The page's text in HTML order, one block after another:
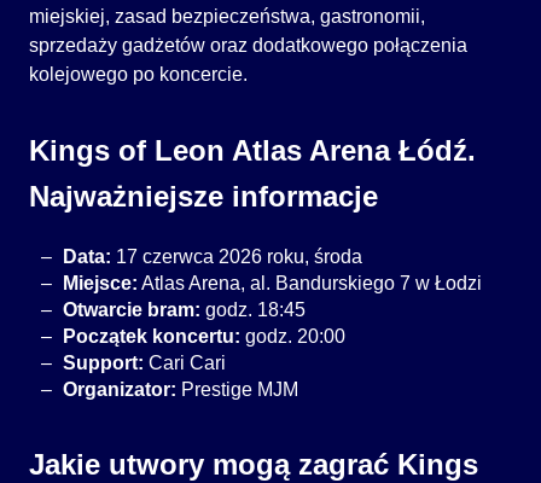
miejskiej, zasad bezpieczeństwa, gastronomii,
sprzedaży gadżetów oraz dodatkowego połączenia
kolejowego po koncercie.
Kings of Leon Atlas Arena Łódź.
Najważniejsze informacje
Data: 17 czerwca 2026 roku, środa
Miejsce: Atlas Arena, al. Bandurskiego 7 w Łodzi
Otwarcie bram: godz. 18:45
Początek koncertu: godz. 20:00
Support: Cari Cari
Organizator: Prestige MJM
Jakie utwory mogą zagrać Kings